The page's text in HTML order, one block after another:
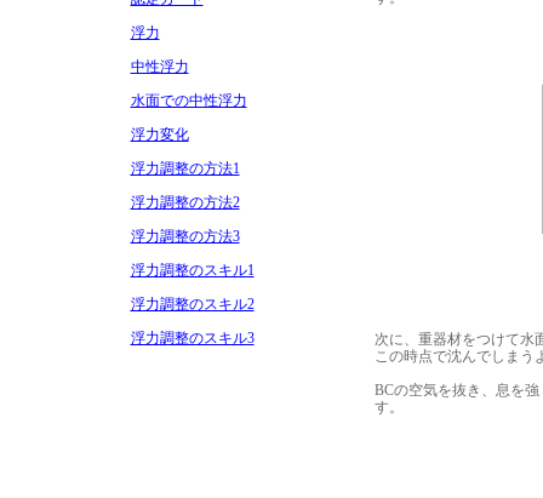
浮力
中性浮力
水面での中性浮力
浮力変化
浮力調整の方法1
浮力調整の方法2
浮力調整の方法3
浮力調整のスキル1
浮力調整のスキル2
浮力調整のスキル3
次に、重器材をつけて水
この時点で沈んでしまう
BCの空気を抜き、息を
す。